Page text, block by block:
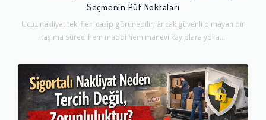
Seçmenin Püf Noktaları
Ucuz nakliyat teklifleri cazip görünebilir; ancak güvenli olmayan bir
taşıma süreci hem maddi hem manevi kayıplara yol a...